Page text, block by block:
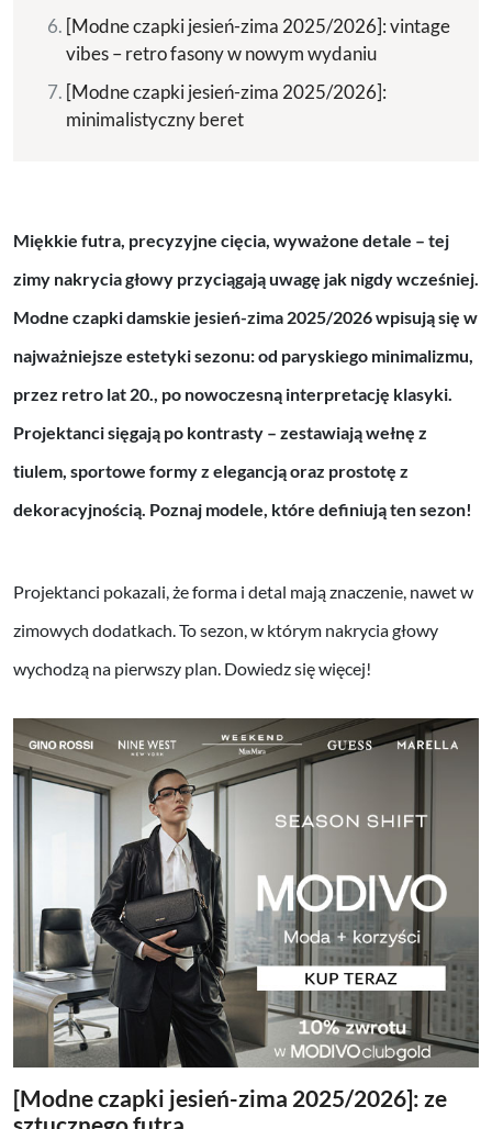
[Modne czapki jesień-zima 2025/2026]: vintage
vibes – retro fasony w nowym wydaniu
[Modne czapki jesień-zima 2025/2026]:
minimalistyczny beret
Miękkie futra, precyzyjne cięcia, wyważone detale – tej
zimy nakrycia głowy przyciągają uwagę jak nigdy wcześniej.
Modne czapki damskie jesień-zima 2025/2026 wpisują się w
najważniejsze estetyki sezonu: od paryskiego minimalizmu,
przez retro lat 20., po nowoczesną interpretację klasyki.
Projektanci sięgają po kontrasty – zestawiają wełnę z
tiulem, sportowe formy z elegancją oraz prostotę z
dekoracyjnością. Poznaj modele, które definiują ten sezon!
Projektanci pokazali, że forma i detal mają znaczenie, nawet w
zimowych dodatkach. To sezon, w którym nakrycia głowy
wychodzą na pierwszy plan. Dowiedz się więcej!
[Modne czapki jesień-zima 2025/2026]: ze